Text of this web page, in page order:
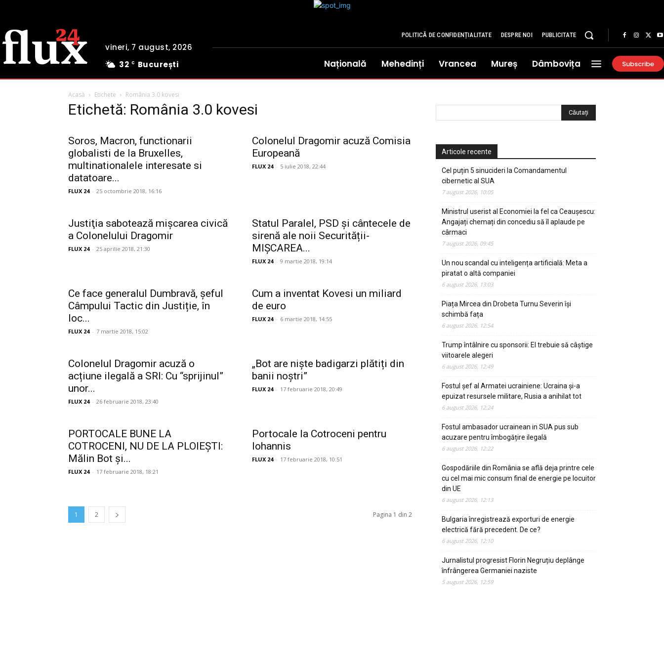
vineri, 7 august, 2026
32 C București
POLITICĂ DE CONFIDENȚIALITATE DESPRE NOI PUBLICITATE
Națională Mehedinți Vrancea Mureș Dâmbovița Subscribe
Acasă Etichete România 3.0 kovesi
Etichetă: România 3.0 kovesi
Soros, Macron, functionarii
globalisti de la Bruxelles,
multinationalele interesate si
datatoare...
FLUX 24 - 25 octombrie 2018, 16:16
Colonelul Dragomir acuză Comisia
Europeană
FLUX 24 - 5 iulie 2018, 22:44
Justiţia sabotează mişcarea civică
a Colonelului Dragomir
FLUX 24 - 25 aprilie 2018, 21:30
Statul Paralel, PSD și cântecele de
sirenă ale noii Securității-
MIȘCAREA...
FLUX 24 - 9 martie 2018, 19:14
Ce face generalul Dumbravă, șeful
Câmpului Tactic din Justiție, în
loc...
FLUX 24 - 7 martie 2018, 15:02
Cum a inventat Kovesi un miliard
de euro
FLUX 24 - 6 martie 2018, 14:55
Colonelul Dragomir acuză o
acțiune ilegală a SRI: Cu “sprijinul”
unor...
FLUX 24 - 26 februarie 2018, 23:40
„Bot are niște badigarzi plătiți din
banii noștri”
FLUX 24 - 17 februarie 2018, 20:49
PORTOCALE BUNE LA
COTROCENI, NU DE LA PLOIEȘTI:
Mălin Bot și...
FLUX 24 - 17 februarie 2018, 18:21
Portocale la Cotroceni pentru
Iohannis
FLUX 24 - 17 februarie 2018, 10:51
1 2 Pagina 1 din 2
Articole recente
Cel puțin 5 sinucideri la Comandamentul
cibernetic al SUA
7 august 2026, 10:05
Ministrul userist al Economiei la fel ca Ceaușescu:
Angajați chemați din concediu să îl aplaude pe
cârmaci
7 august 2026, 09:45
Un nou scandal cu inteligența artificială: Meta a
piratat o altă companiei
6 august 2026, 13:03
Piața Mircea din Drobeta Turnu Severin își
schimbă fața
6 august 2026, 12:54
Trump întâlnire cu sponsorii: El trebuie să câștige
viitoarele alegeri
6 august 2026, 12:49
Fostul șef al Armatei ucrainiene: Ucraina și-a
epuizat resursele militare, Rusia a anihilat tot
6 august 2026, 12:24
Fostul ambasador ucrainean in SUA pus sub
acuzare pentru îmbogățire ilegală
6 august 2026, 12:22
Gospodăriile din România se află deja printre cele
cu cel mai mic consum final de energie pe locuitor
din UE
6 august 2026, 12:13
Bulgaria înregistrează exporturi de energie
electrică fără precedent. De ce?
6 august 2026, 12:10
Jurnalistul progresist Florin Negruțiu deplânge
înfrângerea Germaniei naziste
5 august 2026, 12:59